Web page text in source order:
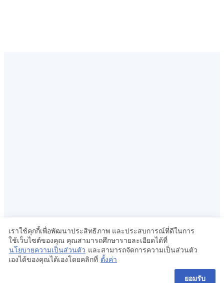
© 2024 LGBTIQ+ Thailand
เราใช้คุกกี้เพื่อพัฒนาประสิทธิภาพ และประสบการณ์ที่ดีในการ
ใช้เว็บไซต์ของคุณ คุณสามารถศึกษารายละเอียดได้ที่
นโยบายความเป็นส่วนตัว และสามารถจัดการความเป็นส่วนตัว
เองได้ของคุณได้เองโดยคลิกที่ ตั้งค่า
ยอมรับ